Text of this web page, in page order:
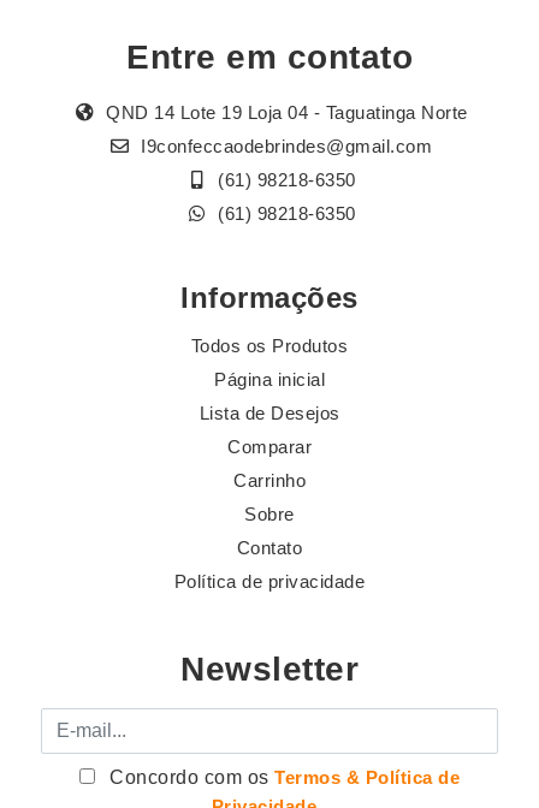
Entre em contato
QND 14 Lote 19 Loja 04 - Taguatinga Norte
I9confeccaodebrindes@gmail.com
(61) 98218-6350
(61) 98218-6350
Informações
Todos os Produtos
Página inicial
Lista de Desejos
Comparar
Carrinho
Sobre
Contato
Política de privacidade
Newsletter
E-mail
Concordo com osTermos & Política de